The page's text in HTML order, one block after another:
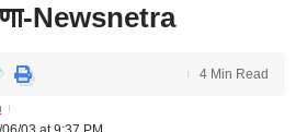
Newsnetra
4 Min Read